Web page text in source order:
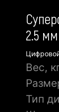
2.5 мм
Вес,
Тип